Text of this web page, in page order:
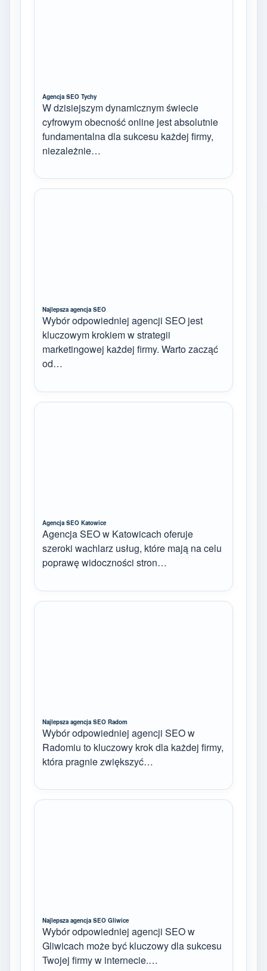
Agencja SEO Tychy
W dzisiejszym dynamicznym świecie
cyfrowym obecność online jest absolutnie
fundamentalna dla sukcesu każdej firmy,
niezależnie…
Najlepsza agencja SEO
Wybór odpowiedniej agencji SEO jest
kluczowym krokiem w strategii
marketingowej każdej firmy. Warto zacząć
od…
Agencja SEO Katowice
Agencja SEO w Katowicach oferuje
szeroki wachlarz usług, które mają na celu
poprawę widoczności stron…
Najlepsza agencja SEO Radom
Wybór odpowiedniej agencji SEO w
Radomiu to kluczowy krok dla każdej firmy,
która pragnie zwiększyć…
Najlepsza agencja SEO Gliwice
Wybór odpowiedniej agencji SEO w
Gliwicach może być kluczowy dla sukcesu
Twojej firmy w internecie.…